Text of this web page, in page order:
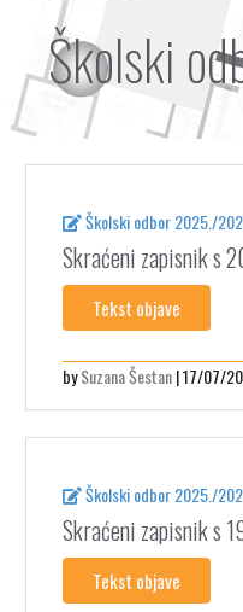
Školski
Školski odbor 2025./
Skraćeni zapisnik s
Tekst objave
bySuzana Šestan| 17/07/
Školski odbor 2025./
Skraćeni zapisnik s
Tekst objave